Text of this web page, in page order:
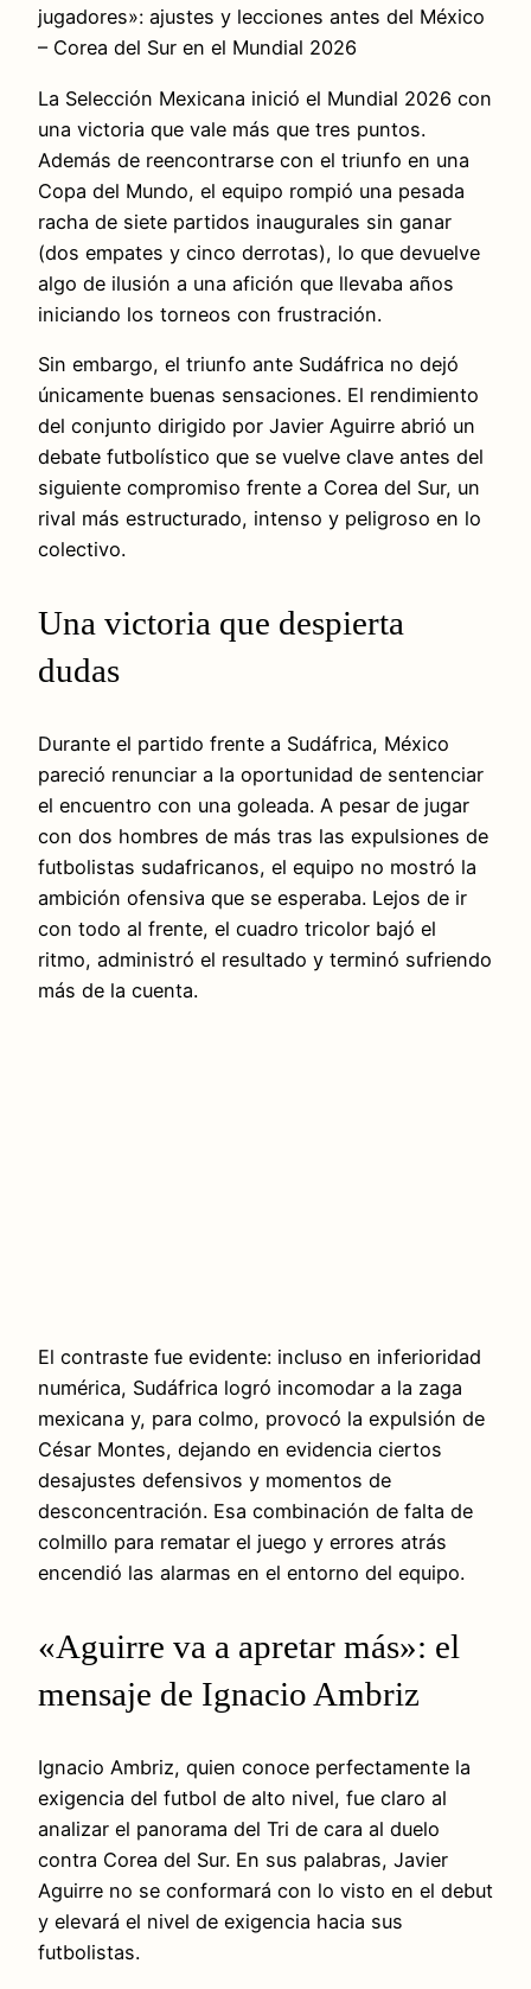
jugadores»: ajustes y lecciones antes del México
– Corea del Sur en el Mundial 2026
La Selección Mexicana inició el Mundial 2026 con
una victoria que vale más que tres puntos.
Además de reencontrarse con el triunfo en una
Copa del Mundo, el equipo rompió una pesada
racha de siete partidos inaugurales sin ganar
(dos empates y cinco derrotas), lo que devuelve
algo de ilusión a una afición que llevaba años
iniciando los torneos con frustración.
Sin embargo, el triunfo ante Sudáfrica no dejó
únicamente buenas sensaciones. El rendimiento
del conjunto dirigido por Javier Aguirre abrió un
debate futbolístico que se vuelve clave antes del
siguiente compromiso frente a Corea del Sur, un
rival más estructurado, intenso y peligroso en lo
colectivo.
Una victoria que despierta
dudas
Durante el partido frente a Sudáfrica, México
pareció renunciar a la oportunidad de sentenciar
el encuentro con una goleada. A pesar de jugar
con dos hombres de más tras las expulsiones de
futbolistas sudafricanos, el equipo no mostró la
ambición ofensiva que se esperaba. Lejos de ir
con todo al frente, el cuadro tricolor bajó el
ritmo, administró el resultado y terminó sufriendo
más de la cuenta.
El contraste fue evidente: incluso en inferioridad
numérica, Sudáfrica logró incomodar a la zaga
mexicana y, para colmo, provocó la expulsión de
César Montes, dejando en evidencia ciertos
desajustes defensivos y momentos de
desconcentración. Esa combinación de falta de
colmillo para rematar el juego y errores atrás
encendió las alarmas en el entorno del equipo.
«Aguirre va a apretar más»: el
mensaje de Ignacio Ambriz
Ignacio Ambriz, quien conoce perfectamente la
exigencia del futbol de alto nivel, fue claro al
analizar el panorama del Tri de cara al duelo
contra Corea del Sur. En sus palabras, Javier
Aguirre no se conformará con lo visto en el debut
y elevará el nivel de exigencia hacia sus
futbolistas.